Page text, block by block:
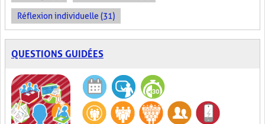
Réflexion individuelle (31)
QUESTIONS GUIDÉES